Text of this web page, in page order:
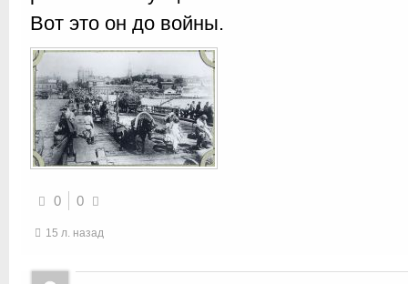
Вот это он до войны.
0 0
15 л. назад